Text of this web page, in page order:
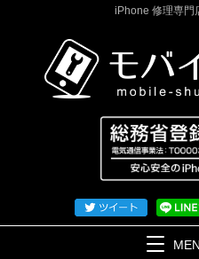
iPhone 修理専門